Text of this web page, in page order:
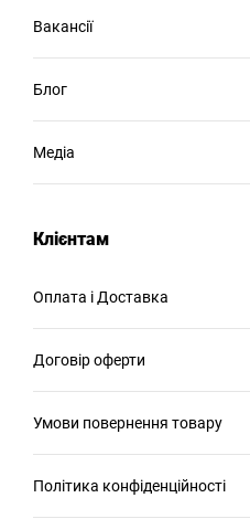
Вакансії
Блог
Медіа
Клієнтам
Оплата і Доставка
Договір оферти
Умови повернення товару
Політика конфіденційності